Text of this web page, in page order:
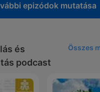
epizódok mutatása
és
podcast
Összes